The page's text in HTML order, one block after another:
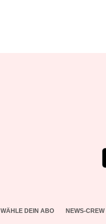
WÄHLE DEIN ABO NEWS-CREW